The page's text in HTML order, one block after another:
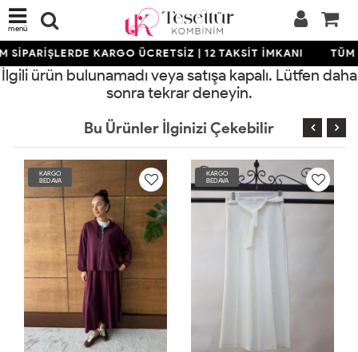
menü
SİPARİŞLERDE KARGO ÜCRETSİZ | 12 TAKSİT İMKANI TÜM
İlgili ürün bulunamadı veya satışa kapalı. Lütfen daha
sonra tekrar deneyin.
Bu Ürünler İlginizi Çekebilir
KARGO
BEDAVA
KARGO
BEDAVA